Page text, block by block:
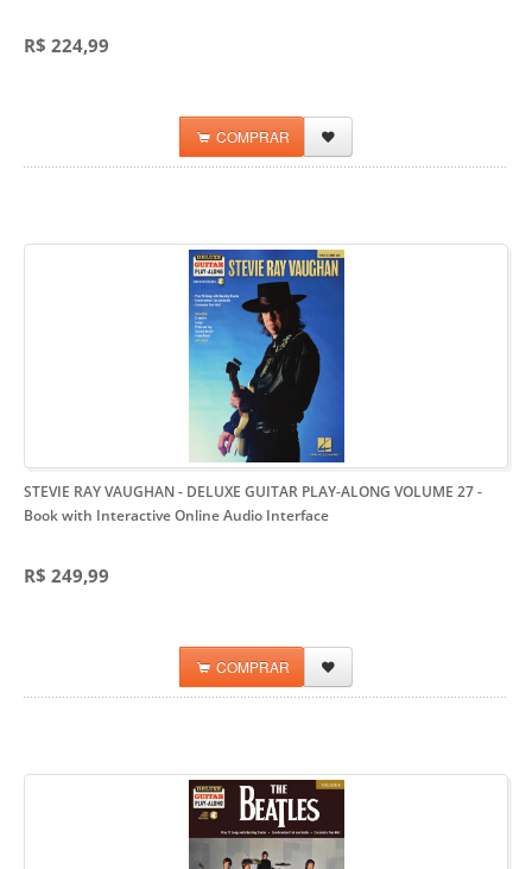
R$ 224,99
COMPRAR
STEVIE RAY VAUGHAN - DELUXE GUITAR PLAY-ALONG VOLUME 27-
Book with Interactive Online Audio Interface
R$ 249,99
COMPRAR